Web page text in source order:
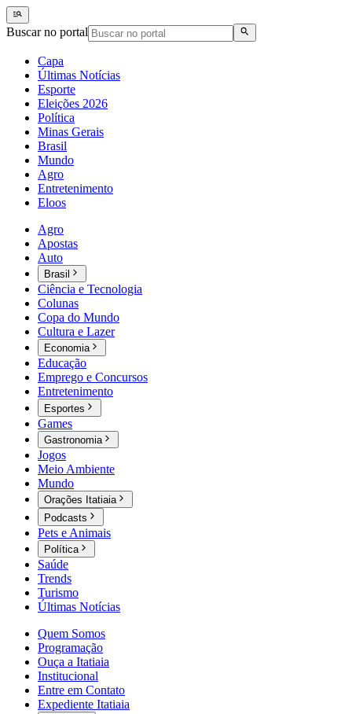
Buscar no portal
Capa
Últimas Notícias
Esporte
Eleições 2026
Política
Minas Gerais
Brasil
Mundo
Agro
Entretenimento
Eloos
Agro
Apostas
Auto
Brasil
Ciência e Tecnologia
Colunas
Copa do Mundo
Cultura e Lazer
Economia
Educação
Emprego e Concursos
Entretenimento
Esportes
Games
Gastronomia
Jogos
Meio Ambiente
Mundo
Orações Itatiaia
Podcasts
Pets e Animais
Política
Saúde
Trends
Turismo
Últimas Notícias
Quem Somos
Programação
Ouça a Itatiaia
Institucional
Entre em Contato
Expediente Itatiaia